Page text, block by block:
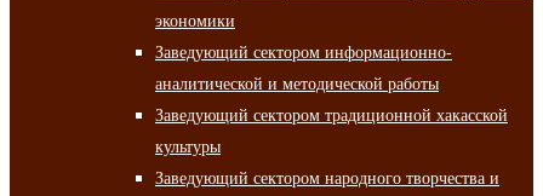
экономики
Заведующий сектором информационно-
аналитической и методической работы
Заведующий сектором традиционной хакасской
культуры
Заведующий сектором народного творчества и